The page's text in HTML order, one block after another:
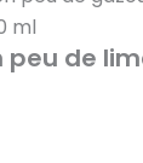
ml
peu de